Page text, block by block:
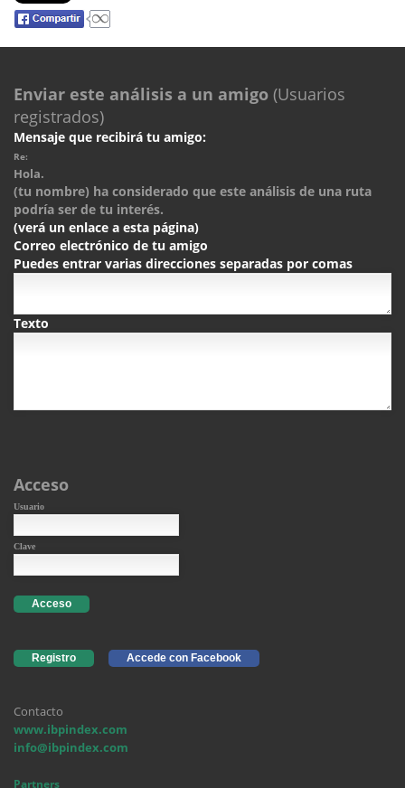
Enviar este análisis a un amigo (Usuarios
registrados)
Mensaje que recibirá tu amigo:
Re:
Hola.
(tu nombre) ha considerado que este análisis de una ruta
podría ser de tu interés.
(verá un enlace a esta página)
Correo electrónico de tu amigo
Puedes entrar varias direcciones separadas por comas
Texto
Acceso
Usuario
Clave
Acceso
Registro Accede con Facebook
Contacto
www.ibpindex.com
info@ibpindex.com
Partners